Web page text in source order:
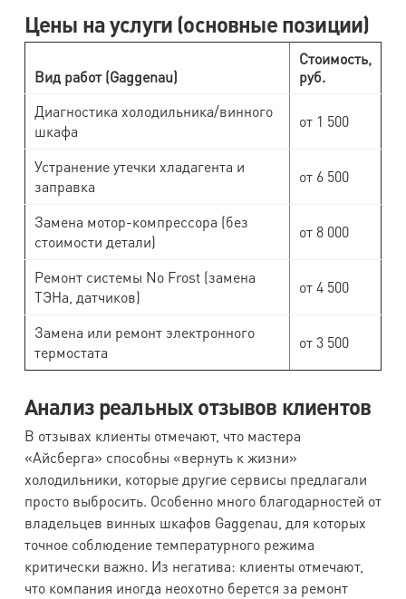
Цены на услуги (основные позиции)
Вид работ (Gaggenau)
Стоимость,
руб.
Диагностика холодильника/винного
шкафа
от 1 500
Устранение утечки хладагента и
заправка
от 6 500
Замена мотор-компрессора (без
стоимости детали)
от 8 000
Ремонт системы No Frost (замена
ТЭНа, датчиков)
от 4 500
Замена или ремонт электронного
термостата
от 3 500
Анализ реальных отзывов клиентов
В отзывах клиенты отмечают, что мастера
«Айсберга» способны «вернуть к жизни»
холодильники, которые другие сервисы предлагали
просто выбросить. Особенно много благодарностей от
владельцев винных шкафов Gaggenau, для которых
точное соблюдение температурного режима
критически важно. Из негатива: клиенты отмечают,
что компания иногда неохотно берется за ремонт